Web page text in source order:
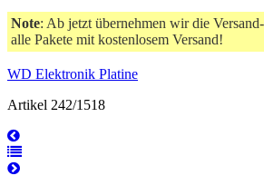
Note: Ab jetzt übernehmen wir die
alle Pakete mit kostenlosem Versand!
WD Elektronik Platine
Artikel 242/1518